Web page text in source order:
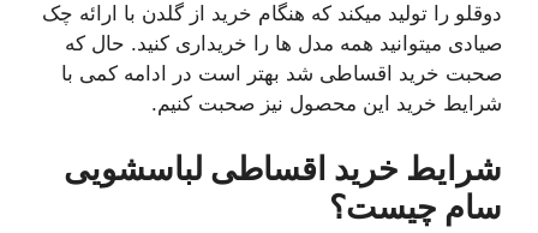
دوقلو را تولید میکند که هنگام خرید از گلدن با ارائه چک
صیادی میتوانید همه مدل ها را خریداری کنید. حال که
صحبت خرید اقساطی شد بهتر است در ادامه کمی با
شرایط خرید این محصول نیز صحبت کنیم.
شرایط خرید اقساطی لباسشویی
سام چیست؟